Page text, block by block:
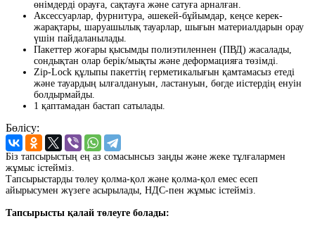
өнімдерді орауға, сақтауға және сатуға арналған.
Аксессуарлар, фурнитура, әшекей-бұйымдар, кеңсе керек-
жарақтары, шаруашылық тауарлар, шығын материалдарын орау
үшін пайдаланылады.
Пакеттер жоғары қысымды полиэтиленнен (ПВД) жасалады,
сондықтан олар берік/мықты және деформацияға төзімді.
Zip-Lock құлыпы пакеттің герметикалығын қамтамасыз етеді
және тауардың ылғалдануын, ластануын, бөгде иістердің енуін
болдырмайды.
1 қаптамадан бастап сатылады.
Бөлісу:
Біз тапсырыстың ең аз сомасынсыз заңды және жеке тұлғалармен
жұмыс істейміз.
Тапсырыстарды төлеу қолма-қол және қолма-қол емес есеп
айырысумен жүзеге асырылады, НДС-пен жұмыс істейміз.
Тапсырысты қалай төлеуге болады: